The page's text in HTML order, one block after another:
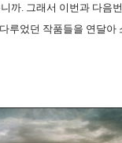
까. 그래서 이번과 다음
루었던 작품들을 연달아